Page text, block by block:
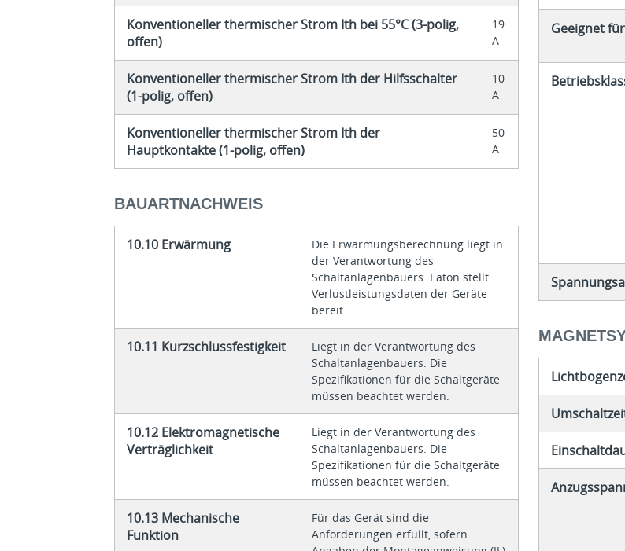
Konventioneller thermischer Strom Ith bei 55°C (3-polig,
offen)
19
A
Konventioneller thermischer Strom Ith der Hilfsschalter
(1-polig, offen)
10
A
Konventioneller thermischer Strom Ith der
Hauptkontakte (1-polig, offen)
50
A
BAUARTNACHWEIS
10.10 Erwärmung
Die Erwärmungsberechnung liegt in
der Verantwortung des
Schaltanlagenbauers. Eaton stellt
Verlustleistungsdaten der Geräte
bereit.
10.11 Kurzschlussfestigkeit
Liegt in der Verantwortung des
Schaltanlagenbauers. Die
Spezifikationen für die Schaltgeräte
müssen beachtet werden.
10.12 Elektromagnetische
Verträglichkeit
Liegt in der Verantwortung des
Schaltanlagenbauers. Die
Spezifikationen für die Schaltgeräte
müssen beachtet werden.
10.13 Mechanische
Funktion
Für das Gerät sind die
Anforderungen erfüllt, sofern
Geeignet für